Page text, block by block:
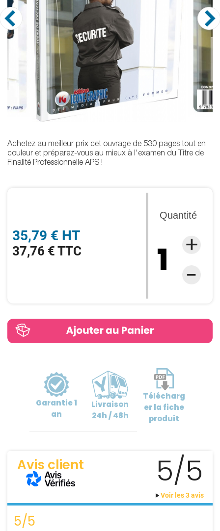
35,79 € HT
37,76 € TTC
Quantité
Achetez au meilleur prix cet ouvrage de 530 pages tout en
couleur et préparez-vous au mieux à l'examen du Titre de
Finalité Professionnelle APS !
Garantie1
an
Livraison
24h / 48h
Télécharg
erla fiche
produit
Avis client 5/5
Voir les 3 avis
5/5